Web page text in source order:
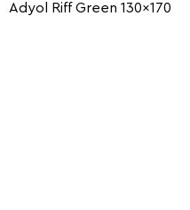
Adyol Riff Green 130x170